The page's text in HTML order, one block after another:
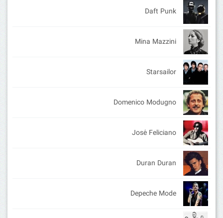
Daft Punk
Mina Mazzini
Starsailor
Domenico Modugno
José Feliciano
Duran Duran
Depeche Mode